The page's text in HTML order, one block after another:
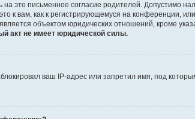
это письменное согласие родителей. Допустимо
к вам, как к регистрирующемуся на конференции,
объектом юридических отношений, кроме
акт не имеет юридической силы.
ваш IP-адрес или запретил имя, под